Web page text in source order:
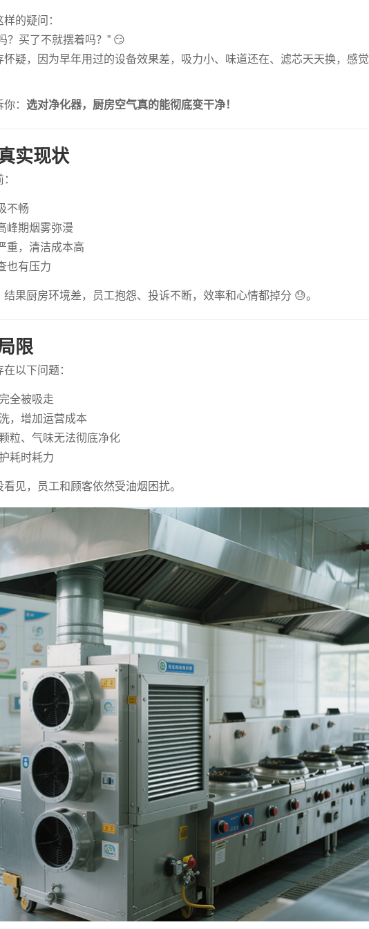
的疑问：
？买了不就摆着吗？” 😏
疑，因为早年用过的设备效果差，吸力小、味道还在、滤芯天天换，感觉
： 选对净化器，厨房空气真的能彻底变干净！
实现状
不畅
峰期烟雾弥漫
重，清洁成本高
也有压力
果厨房环境差，员工抱怨、投诉不断，效率和心情都掉分 😓。
限
以下问题：
全被吸走
，增加运营成本
粒、气味无法彻底净化
耗时耗力
见，员工和顾客依然受油烟困扰。